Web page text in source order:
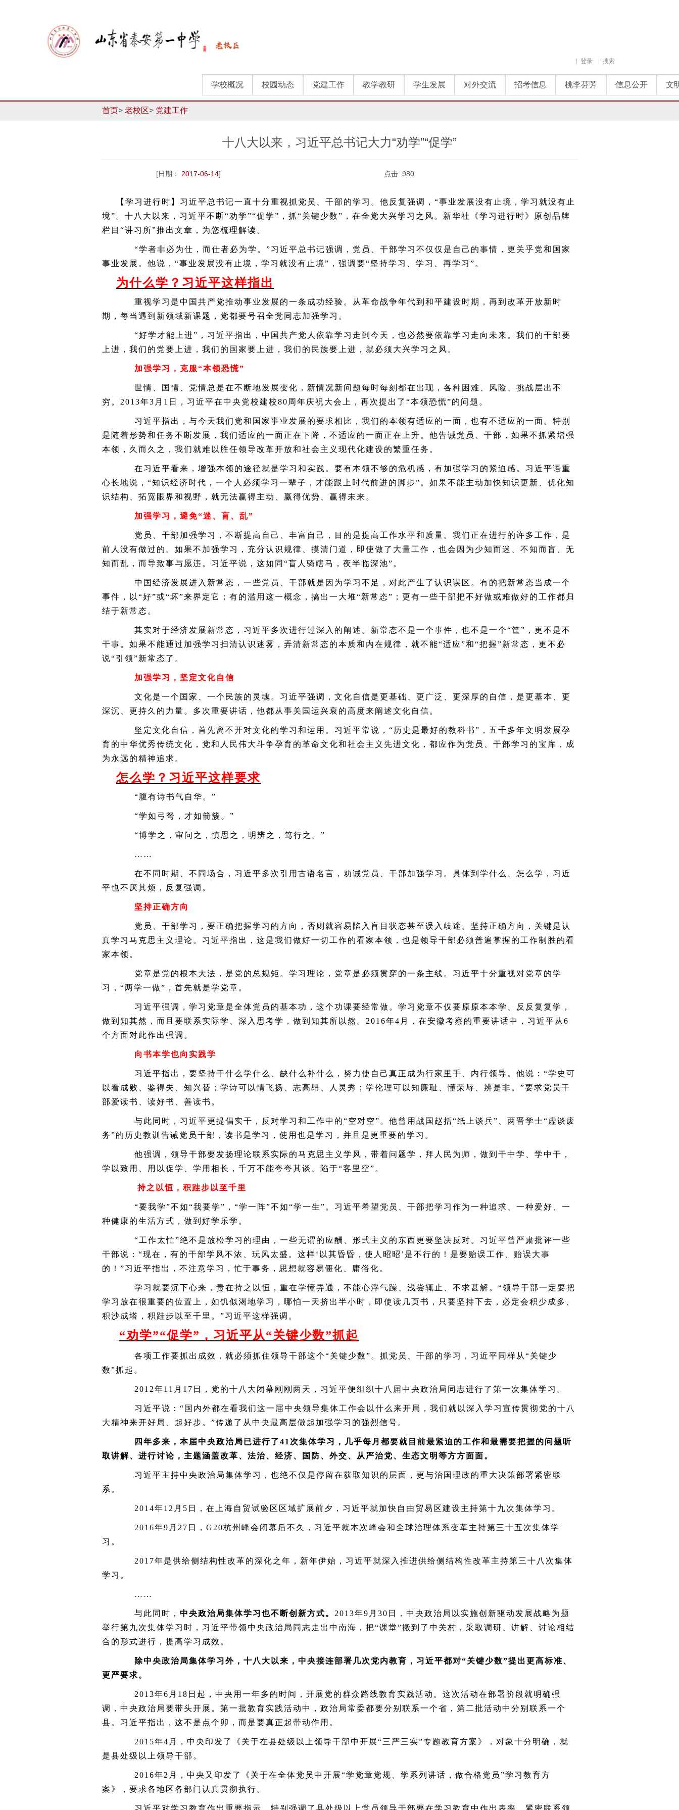
登录 搜索
文
信息公开
桃李芬芳
招考信息
对外交流
学生发展
教学教研
党建工作
校园动态
学校概况
首页> 老校区> 党建工作
十八大以来，习近平总书记大力“劝学”“促学”
[日期： 2017-06-14] 点击: 980
【学习进行时】习近平总书记一直十分重视抓党员、干部的学习。他反复强调，“事业发展没有止境，学习就没有止
境”。十八大以来，习近平不断“劝学”“促学”，抓“关键少数”，在全党大兴学习之风。新华社《学习进行时》原创品牌
栏目“讲习所”推出文章，为您梳理解读。
“学者非必为仕，而仕者必为学。”习近平总书记强调，党员、干部学习不仅仅是自己的事情，更关乎党和国家
事业发展。他说，“事业发展没有止境，学习就没有止境”，强调要“坚持学习、学习、再学习”。
为什么学？习近平这样指出
重视学习是中国共产党推动事业发展的一条成功经验。从革命战争年代到和平建设时期，再到改革开放新时
期，每当遇到新领域新课题，党都要号召全党同志加强学习。
“好学才能上进”，习近平指出，中国共产党人依靠学习走到今天，也必然要依靠学习走向未来。我们的干部要
上进，我们的党要上进，我们的国家要上进，我们的民族要上进，就必须大兴学习之风。
加强学习，克服“本领恐慌”
世情、国情、党情总是在不断地发展变化，新情况新问题每时每刻都在出现，各种困难、风险、挑战层出不
穷。 2013年3 月 1 日，习近平在中央党校建校80 周年庆祝大会上，再次提出了“本领恐慌”的问题。
习近平指出，与今天我们党和国家事业发展的要求相比，我们的本领有适应的一面，也有不适应的一面。特别
是随着形势和任务不断发展，我们适应的一面正在下降，不适应的一面正在上升。他告诫党员、干部，如果不抓紧增强
本领，久而久之，我们就难以胜任领导改革开放和社会主义现代化建设的繁重任务。
在习近平看来，增强本领的途径就是学习和实践。要有本领不够的危机感，有加强学习的紧迫感。习近平语重
心长地说，“知识经济时代，一个人必须学习一辈子，才能跟上时代前进的脚步”。如果不能主动加快知识更新、优化知
识结构、拓宽眼界和视野，就无法赢得主动、赢得优势、赢得未来。
加强学习，避免“迷、盲、乱”
党员、干部加强学习，不断提高自己、丰富自己，目的是提高工作水平和质量。我们正在进行的许多工作，是
前人没有做过的。如果不加强学习，充分认识规律、摸清门道，即使做了大量工作，也会因为少知而迷、不知而盲、无
知而乱，而导致事与愿违。习近平说，这如同“盲人骑瞎马，夜半临深池”。
中国经济发展进入新常态，一些党员、干部就是因为学习不足，对此产生了认识误区。有的把新常态当成一个
事件，以“好”或“坏”来界定它；有的滥用这一概念，搞出一大堆“新常态”；更有一些干部把不好做或难做好的工作都归
结于新常态。
其实对于经济发展新常态，习近平多次进行过深入的阐述。新常态不是一个事件，也不是一个“筐”，更不是不
干事。如果不能通过加强学习扫清认识迷雾，弄清新常态的本质和内在规律，就不能“适应”和“把握”新常态，更不必
说“引领”新常态了。
加强学习，坚定文化自信
文化是一个国家、一个民族的灵魂。习近平强调，文化自信是更基础、更广泛、更深厚的自信，是更基本、更
深沉、更持久的力量。多次重要讲话，他都从事关国运兴衰的高度来阐述文化自信。
坚定文化自信，首先离不开对文化的学习和运用。习近平常说，“历史是最好的教科书”，五千多年文明发展孕
育的中华优秀传统文化，党和人民伟大斗争孕育的革命文化和社会主义先进文化，都应作为党员、干部学习的宝库，成
为永远的精神追求。
怎么学？习近平这样要求
“腹有诗书气自华。”
“学如弓弩，才如箭簇。”
“博学之，审问之，慎思之，明辨之，笃行之。”
……
在不同时期、不同场合，习近平多次引用古语名言，劝诫党员、干部加强学习。具体到学什么、怎么学，习近
平也不厌其烦，反复强调。
坚持正确方向
党员、干部学习，要正确把握学习的方向，否则就容易陷入盲目状态甚至误入歧途。坚持正确方向，关键是认
真学习马克思主义理论。习近平指出，这是我们做好一切工作的看家本领，也是领导干部必须普遍掌握的工作制胜的看
家本领。
党章是党的根本大法，是党的总规矩。学习理论，党章是必须贯穿的一条主线。习近平十分重视对党章的学
习，“两学一做”，首先就是学党章。
习近平强调，学习党章是全体党员的基本功，这个功课要经常做。学习党章不仅要原原本本学、反反复复学，
做到知其然，而且要联系实际学、深入思考学，做到知其所以然。 2016年4 月，在安徽考察的重要讲话中，习近平从 6
个方面对此作出强调。
向书本学也向实践学
习近平指出，要坚持干什么学什么、缺什么补什么，努力使自己真正成为行家里手、内行领导。他说：“学史可
以看成败、鉴得失、知兴替；学诗可以情飞扬、志高昂、人灵秀；学伦理可以知廉耻、懂荣辱、辨是非。”要求党员干
部爱读书、读好书、善读书。
与此同时，习近平更提倡实干，反对学习和工作中的“空对空”。他曾用战国赵括“纸上谈兵”、两晋学士“虚谈废
务”的历史教训告诫党员干部，读书是学习，使用也是学习，并且是更重要的学习。
他强调，领导干部要发扬理论联系实际的马克思主义学风，带着问题学，拜人民为师，做到干中学、学中干，
学以致用、用以促学、学用相长，千万不能夸夸其谈、陷于“客里空”。
持之以恒，积跬步以至千里
“要我学”不如“我要学”，“学一阵”不如“学一生”。习近平希望党员、干部把学习作为一种追求、一种爱好、一
种健康的生活方式，做到好学乐学。
“工作太忙”绝不是放松学习的理由，一些无谓的应酬、形式主义的东西更要坚决反对。习近平曾严肃批评一些
干部说：“现在，有的干部学风不浓、玩风太盛。这样‘以其昏昏，使人昭昭’是不行的！是要贻误工作、贻误大事
的！”习近平指出，不注意学习，忙于事务，思想就容易僵化、庸俗化。
学习就要沉下心来，贵在持之以恒，重在学懂弄通，不能心浮气躁、浅尝辄止、不求甚解。“领导干部一定要把
学习放在很重要的位置上，如饥似渴地学习，哪怕一天挤出半小时，即使读几页书，只要坚持下去，必定会积少成多、
积沙成塔，积跬步以至千里。”习近平这样强调。
“劝学”“促学”，习近平从“关键少数”抓起
各项工作要抓出成效，就必须抓住领导干部这个“关键少数”。抓党员、干部的学习，习近平同样从“关键少
数”抓起。
2012年11 月 17 日，党的十八大闭幕刚刚两天，习近平便组织十八届中央政治局同志进行了第一次集体学习。
习近平说：“国内外都在看我们这一届中央领导集体工作会以什么来开局，我们就以深入学习宣传贯彻党的十八
大精神来开好局、起好步。”传递了从中央最高层做起加强学习的强烈信号。
四年多来，本届中央政治局已进行了41 次集体学习，几乎每月都要就目前最紧迫的工作和最需要把握的问题听
取讲解、进行讨论，主题涵盖改革、法治、经济、国防、外交、从严治党、生态文明等方方面面。
习近平主持中央政治局集体学习，也绝不仅是停留在获取知识的层面，更与治国理政的重大决策部署紧密联
系。
2014年12 月 5 日，在上海自贸试验区区域扩展前夕，习近平就加快自由贸易区建设主持第十九次集体学习。
2016年9 月 27 日， G20杭州峰会闭幕后不久，习近平就本次峰会和全球治理体系变革主持第三十五次集体学
习。
2017年是供给侧结构性改革的深化之年，新年伊始，习近平就深入推进供给侧结构性改革主持第三十八次集体
学习。
……
与此同时， 中央政治局集体学习也不断创新方式。 2013年9 月 30 日，中央政治局以实施创新驱动发展战略为题
举行第九次集体学习时，习近平带领中央政治局同志走出中南海，把“课堂”搬到了中关村，采取调研、讲解、讨论相结
合的形式进行，提高学习成效。
除中央政治局集体学习外，十八大以来，中央接连部署几次党内教育，习近平都对“关键少数”提出更高标准、
更严要求。
2013年6 月 18 日起，中央用一年多的时间，开展党的群众路线教育实践活动。这次活动在部署阶段就明确强
调，中央政治局要带头开展。第一批教育实践活动中，政治局常委都要分别联系一个省，第二批活动中分别联系一个
县。习近平指出，这不是点个卯，而是要真正起带动作用。
2015年4 月，中央印发了《关于在县处级以上领导干部中开展“三严三实”专题教育方案》，对象十分明确，就
是县处级以上领导干部。
2016年2 月，中央又印发了《关于在全体党员中开展“学党章党规、学系列讲话，做合格党员”学习教育方
案》，要求各地区各部门认真贯彻执行。
习近平对学习教育作出重要指示，特别强调了县处级以上党员领导干部要在学习教育中作出表率，紧密联系领